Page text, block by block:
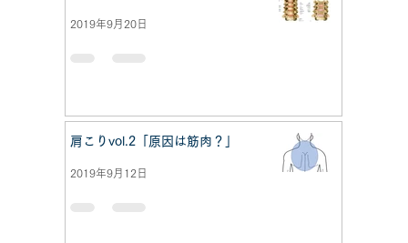
2019年9月20日
肩こりvol.2「原因は筋肉？」
2019年9月12日